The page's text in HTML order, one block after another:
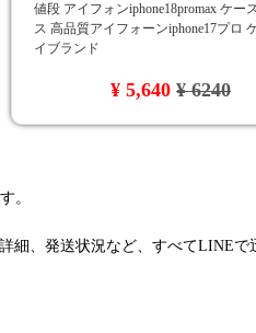
値段 アイフォンiphone18promax ケー
ス 高品質アイフォーンiphone17プロ
イブランド
¥ 5,640¥ 6240
。
、発送状況など、すべてLINEで